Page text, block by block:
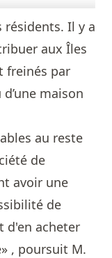
résidents. Il y a
aux Îles
freinés par
maison
au reste
de
avoir une
de
d'en acheter
, poursuit M.